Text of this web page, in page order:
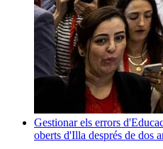
Gestionar els errors
oberts d'Illa després de dos